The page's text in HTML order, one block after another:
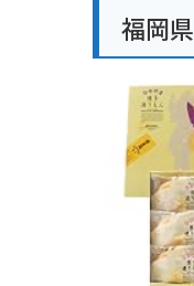
福岡